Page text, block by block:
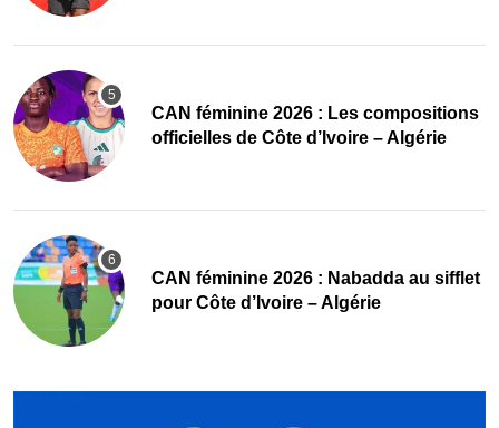
‎CAN féminine 2026 : Les compositions
officielles de Côte d’Ivoire – Algérie
‎CAN féminine 2026 : Nabadda au sifflet
pour Côte d’Ivoire – Algérie